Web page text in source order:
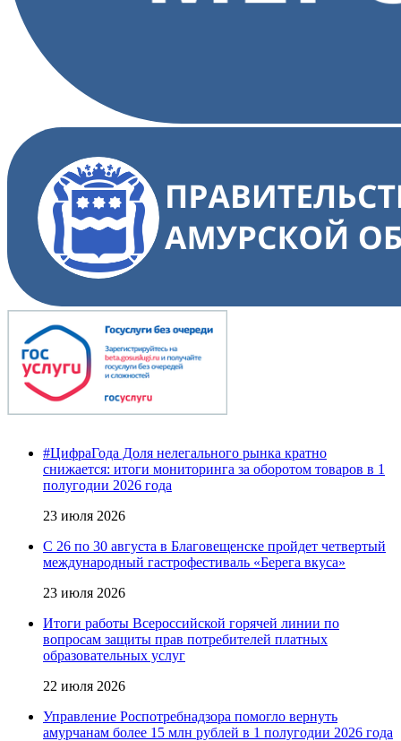
#ЦифраГода Доля нелегального рынка кратно
снижается: итоги мониторинга за оборотом товаров в 1
полугодии 2026 года
23 июля 2026
С 26 по 30 августа в Благовещенске пройдет четвертый
международный гастрофестиваль «Берега вкуса»
23 июля 2026
Итоги работы Всероссийской горячей линии по
вопросам защиты прав потребителей платных
образовательных услуг
22 июля 2026
Управление Роспотребнадзора помогло вернуть
амурчанам более 15 млн рублей в 1 полугодии 2026 года